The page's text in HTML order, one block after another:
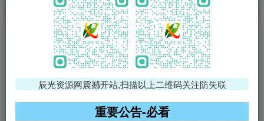
VIP特权介绍
影视源码
免费领支付宝红包
腾讯轻量4核4G3M服务器38元/
辰光资源网震撼开站,扫描以上二维码关注防失联
重要公告-必看